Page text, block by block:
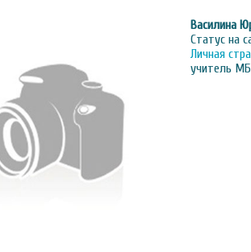
Василина
Статус на
Личная
учитель